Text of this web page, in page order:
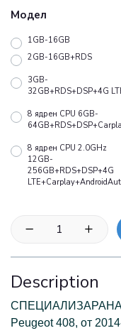
Модел
1GB-16GB
2GB-16GB+RDS
3GB-
32GB+RDS+DSP+4G
8 ядрен CPU 6GB-
8 ядрен CPU 2.0GHz
12GB-
256GB+RDS+DSP+4G
Description
Peugeot 408, от